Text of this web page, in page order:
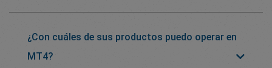
¿Con cuáles de sus productos puedo operar en
MT4?